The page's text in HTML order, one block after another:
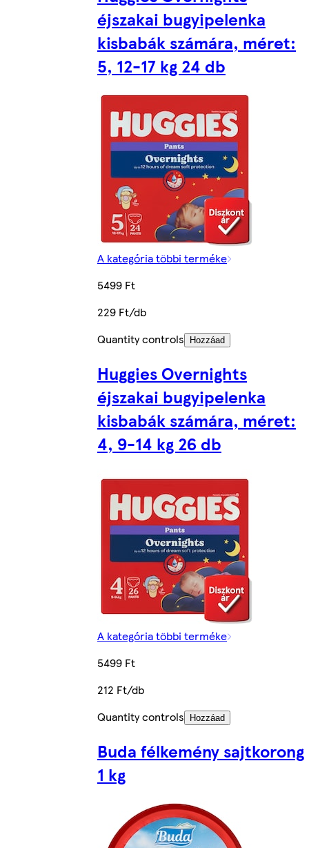
éjszakai bugyipelenka
kisbabák számára, méret:
5, 12-17 kg 24 db
A kategória többi terméke
5499 Ft
229 Ft/db
Quantity controls
Hozzáad
Huggies Overnights
éjszakai bugyipelenka
kisbabák számára, méret:
4, 9-14 kg 26 db
A kategória többi terméke
5499 Ft
212 Ft/db
Quantity controls
Hozzáad
Buda félkemény sajtkorong
1 kg